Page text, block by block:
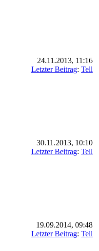
24.11.2013, 11:16
Letzter Beitrag: Tell
30.11.2013, 10:10
Letzter Beitrag: Tell
19.09.2014, 09:48
Letzter Beitrag: Tell